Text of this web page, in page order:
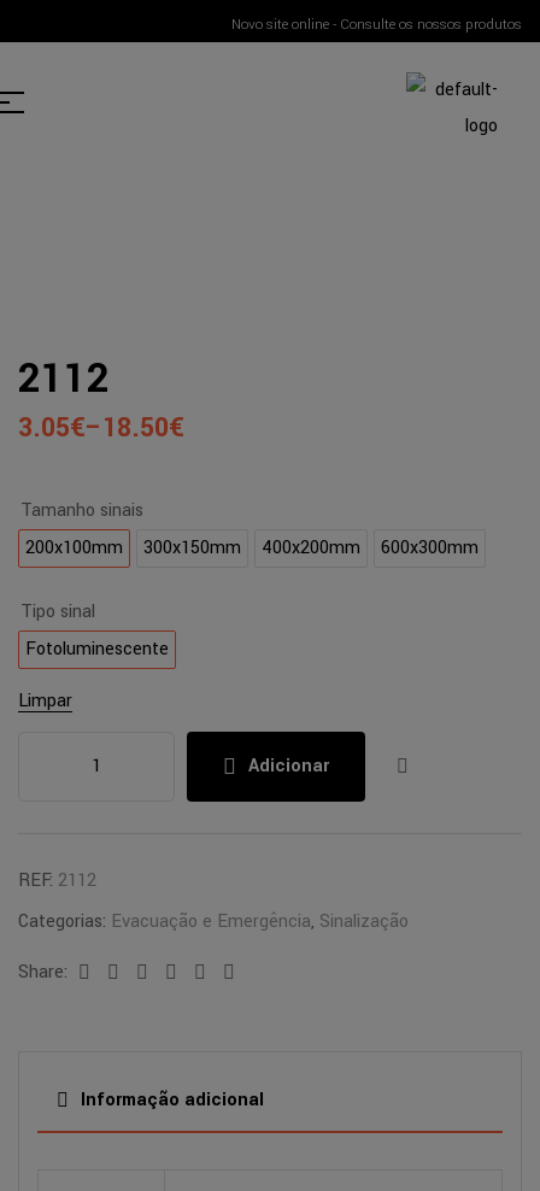
Novo site online - Consulte os nossos produtos
2112
3.05€–18.50€
Tamanho sinais
200x100mm
300x150mm 400x200mm 600x300mm
Tipo sinal
Fotoluminescente
Limpar
Adicionar
REF: 2112
Categorias: Evacuação e Emergência, Sinalização
Share:
Facebook
TwitterLinkedinGoogle+Pinterest
Informação adicional